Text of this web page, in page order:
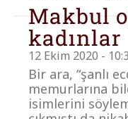
Makbul
kadınlar
12 Ekim 2020 -
Bir ara, “şanlı
memurlarına
isimlerini